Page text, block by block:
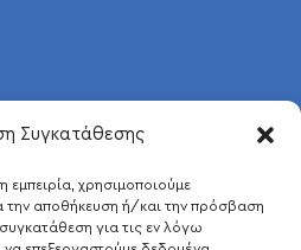
Συγκατάθεσης
εμπειρία, χρησιμοποιούμε
την αποθήκευση ή/και την πρόσβαση
για τις εν λόγω